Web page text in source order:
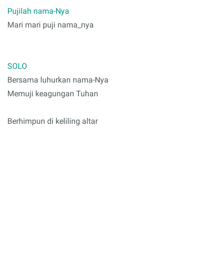
Pujilah nama-Nya
Mari mari puji nama_nya
SOLO
Bersama luhurkan nama-Nya
Memuji keagungan Tuhan
Berhimpun di keliling altar